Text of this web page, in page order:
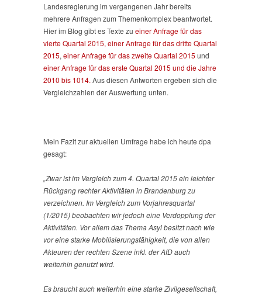
Landesregierung im vergangenen Jahr bereits
mehrere Anfragen zum Themenkomplex beantwortet.
Hier im Blog gibt es Texte zu einer Anfrage für das
vierte Quartal 2015, einer Anfrage für das dritte Quartal
2015, einer Anfrage für das zweite Quartal 2015 und
einer Anfrage für das erste Quartal 2015 und die Jahre
2010 bis 1014. Aus diesen Antworten ergeben sich die
Vergleichzahlen der Auswertung unten.
Mein Fazit zur aktuellen Umfrage habe ich heute dpa
gesagt:
„Zwar ist im Vergleich zum 4. Quartal 2015 ein leichter
Rückgang rechter Aktivitäten in Brandenburg zu
verzeichnen. Im Vergleich zum Vorjahresquartal
(1/2015) beobachten wir jedoch eine Verdopplung der
Aktivitäten. Vor allem das Thema Asyl besitzt nach wie
vor eine starke Mobilisierungsfähigkeit, die von allen
Akteuren der rechten Szene inkl. der AfD auch
weiterhin genutzt wird.
Es braucht auch weiterhin eine starke Zivilgesellschaft,